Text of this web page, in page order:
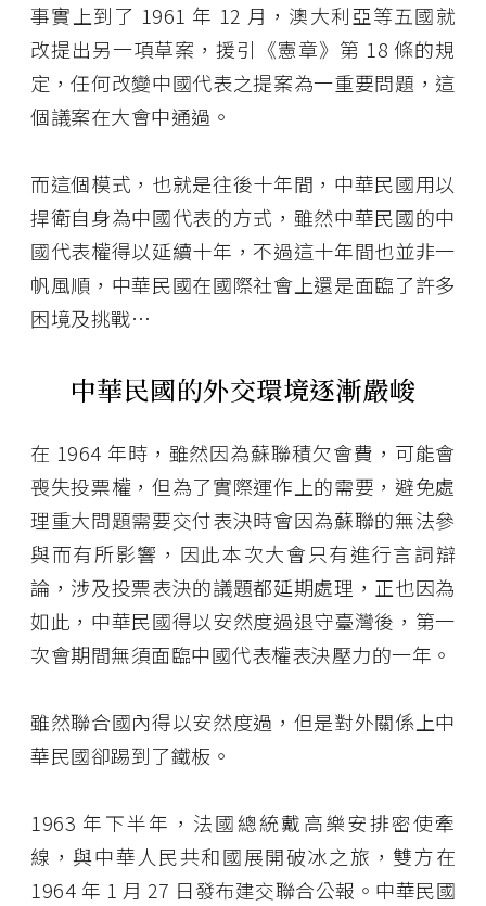
事實上到了 1961 年 12 月，澳大利亞等五國就
改提出另一項草案，援引《憲章》第 18 條的規
定，任何改變中國代表之提案為一重要問題，這
個議案在大會中通過。
而這個模式，也就是往後十年間，中華民國用以
捍衛自身為中國代表的方式，雖然中華民國的中
國代表權得以延續十年，不過這十年間也並非一
帆風順，中華民國在國際社會上還是面臨了許多
困境及挑戰…
中華民國的外交環境逐漸嚴峻
在 1964 年時，雖然因為蘇聯積欠會費，可能會
喪失投票權，但為了實際運作上的需要，避免處
理重大問題需要交付表決時會因為蘇聯的無法參
與而有所影響，因此本次大會只有進行言詞辯
論，涉及投票表決的議題都延期處理，正也因為
如此，中華民國得以安然度過退守臺灣後，第一
次會期間無須面臨中國代表權表決壓力的一年。
雖然聯合國內得以安然度過，但是對外關係上中
華民國卻踢到了鐵板。
1963 年下半年，法國總統戴高樂安排密使牽
線，與中華人民共和國展開破冰之旅，雙方在
1964 年 1 月 27 日發布建交聯合公報。中華民國